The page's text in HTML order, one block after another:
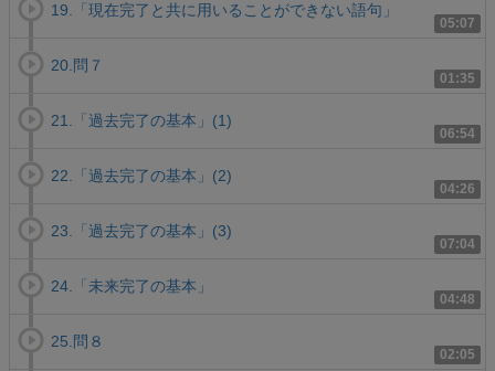
05:07
19.「現在完了と共に用いることができない語句」
01:35
20.問７
06:54
21.「過去完了の基本」(1)
04:26
22.「過去完了の基本」(2)
07:04
23.「過去完了の基本」(3)
04:48
24.「未来完了の基本」
02:05
25.問８